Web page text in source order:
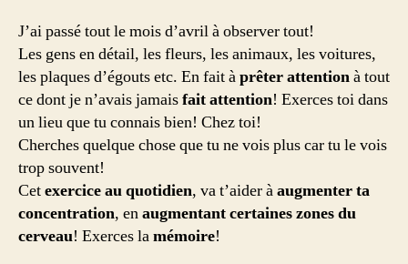
J’ai passé tout le mois d’avril à observer tout!
Les gens en détail, les fleurs, les animaux, les voitures,
les plaques d’égouts etc. En fait àprêter attentionà tout
ce dont je n’avais jamaisfait attention! Exerces toi dans
un lieu que tu connais bien! Chez toi!
Cherches quelque chose que tu ne vois plus car tu le vois
trop souvent!
Cetexercice au quotidien, va t’aider àaugmenter ta
concentration, enaugmentant certaines zones du
cerveau! Exerces lamémoire!